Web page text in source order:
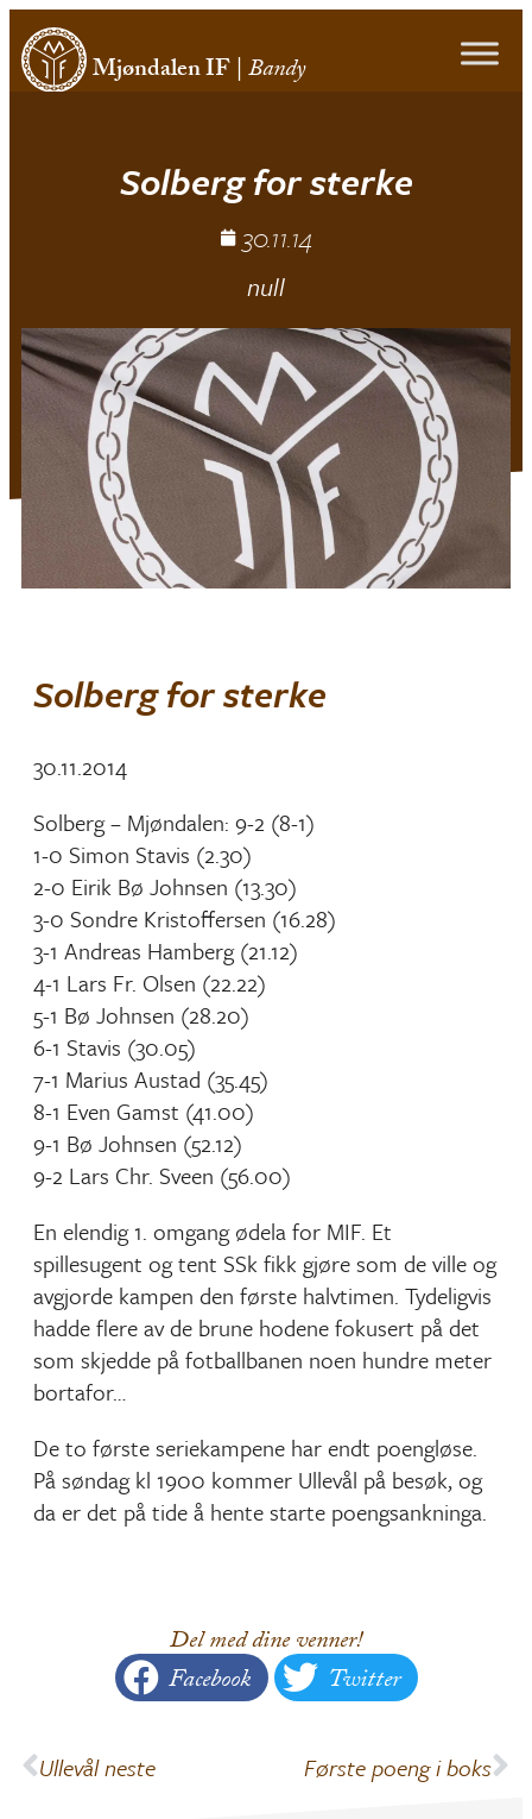
Mjøndalen IF|Bandy
Solberg for sterke
30.11.14
null
Solberg for sterke
30.11.2014
Solberg – Mjøndalen: 9-2 (8-1)
1-0 Simon Stavis (2.30)
2-0 Eirik Bø Johnsen (13.30)
3-0 Sondre Kristoffersen (16.28)
3-1 Andreas Hamberg (21.12)
4-1 Lars Fr. Olsen (22.22)
5-1 Bø Johnsen (28.20)
6-1 Stavis (30.05)
7-1 Marius Austad (35.45)
8-1 Even Gamst (41.00)
9-1 Bø Johnsen (52.12)
9-2 Lars Chr. Sveen (56.00)
En elendig 1. omgang ødela for MIF. Et
spillesugent og tent SSk fikk gjøre som de ville og
avgjorde kampen den første halvtimen. Tydeligvis
hadde flere av de brune hodene fokusert på det
som skjedde på fotballbanen noen hundre meter
bortafor…
De to første seriekampene har endt poengløse.
På søndag kl 1900 kommer Ullevål på besøk, og
da er det på tide å hente starte poengsankninga.
Del med dine venner!
Facebook Twitter
Ullevål neste Første poeng i boks